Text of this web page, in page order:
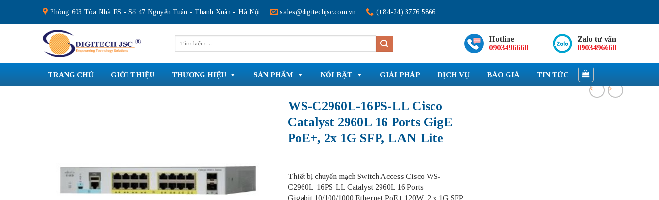
content
Phòng 603 Tòa Nhà FS - Số 47 Nguyễn Tuân - Thanh Xuân - Hà Nội sales@digitechjsc.com.vn (+84-24) 3776 5866
kiếm:
Hotline
0903496668
Zalo tư vấn
0903496668
TRANG CHỦ GIỚI THIỆU THƯƠNG HIỆU SẢN PHẨM NỔI BẬT GIẢI PHÁP DỊCH VỤ BÁO GIÁ TIN TỨC
WS-C2960L-16PS-LL Cisco
Catalyst 2960L 16 Ports GigE
PoE+, 2x 1G SFP, LAN Lite
Thiết bị chuyển mạch Switch Access Cisco WS-
C2960L-16PS-LL Catalyst 2960L 16 Ports
Gigabit 10/100/1000 Ethernet PoE+ 120W, 2 x 1G SFP